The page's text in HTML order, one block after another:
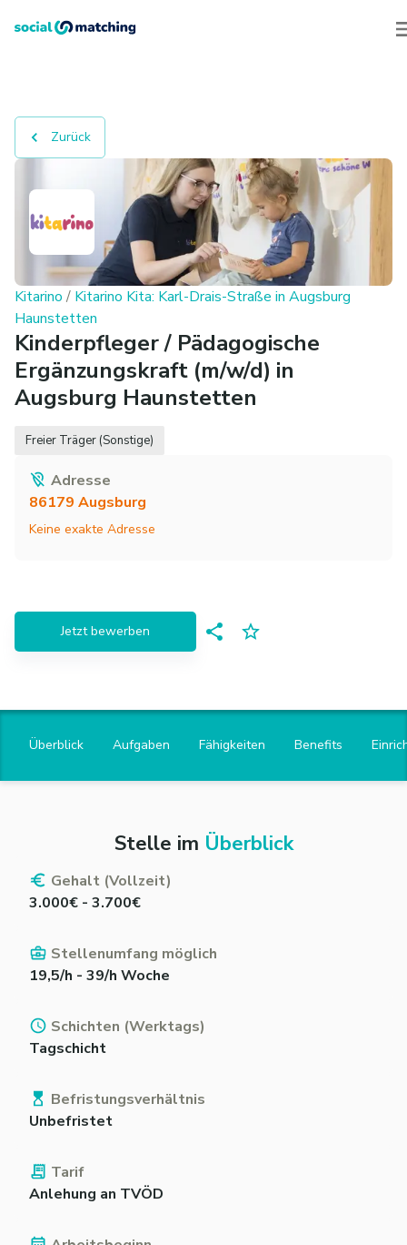
Zurück
Kitarino / Kitarino Kita: Karl-Drais-Straße in Augsburg
Haunstetten
Kinderpfleger / Pädagogische
Ergänzungskraft (m/w/d) in
Augsburg Haunstetten
Freier Träger (Sonstige)
Adresse
86179 Augsburg
Keine exakte Adresse
Jetzt bewerben
Überblick Aufgaben Fähigkeiten Benefits
Stelle im Überblick
Gehalt (Vollzeit)
3.000€ - 3.700€
Stellenumfang möglich
19,5/h - 39/h Woche
Schichten (Werktags)
Tagschicht
Befristungsverhältnis
Unbefristet
Tarif
Anlehung an TVÖD